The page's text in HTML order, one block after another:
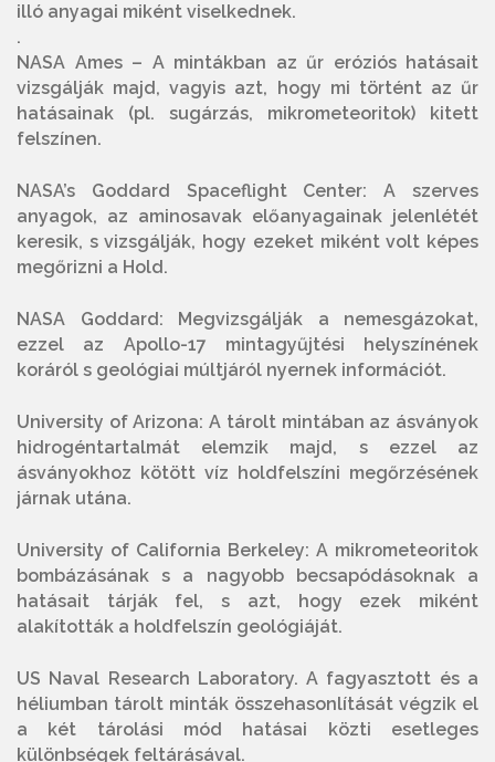
illó anyagai miként viselkednek.
.
NASA Ames – A mintákban az űr eróziós hatásait
vizsgálják majd, vagyis azt, hogy mi történt az űr
hatásainak (pl. sugárzás, mikrometeoritok) kitett
felszínen.
NASA’s Goddard Spaceflight Center: A szerves
anyagok, az aminosavak előanyagainak jelenlétét
keresik, s vizsgálják, hogy ezeket miként volt képes
megőrizni a Hold.
NASA Goddard: Megvizsgálják a nemesgázokat,
ezzel az Apollo-17 mintagyűjtési helyszínének
koráról s geológiai múltjáról nyernek információt.
University of Arizona: A tárolt mintában az ásványok
hidrogéntartalmát elemzik majd, s ezzel az
ásványokhoz kötött víz holdfelszíni megőrzésének
járnak utána.
University of California Berkeley: A mikrometeoritok
bombázásának s a nagyobb becsapódásoknak a
hatásait tárják fel, s azt, hogy ezek miként
alakították a holdfelszín geológiáját.
US Naval Research Laboratory. A fagyasztott és a
héliumban tárolt minták összehasonlítását végzik el
a két tárolási mód hatásai közti esetleges
különbségek feltárásával.